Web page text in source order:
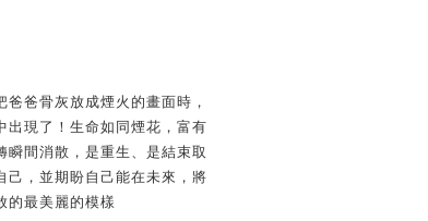
爸爸骨灰放成煙⽕ 的畫⾯時，
出現了！ ⽣命如同煙花，富有
瞬間消散，是重⽣ 、是結束取
⼰ ，並期盼⾃⼰能在未來，將
的最美麗的模樣